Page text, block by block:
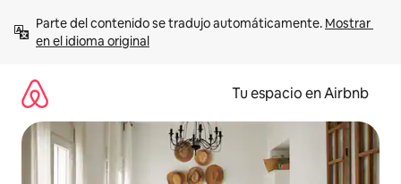
contenido
Parte del contenido se tradujo automáticamente. Mostrar
en el idioma original
Tu espacio en Airbnb